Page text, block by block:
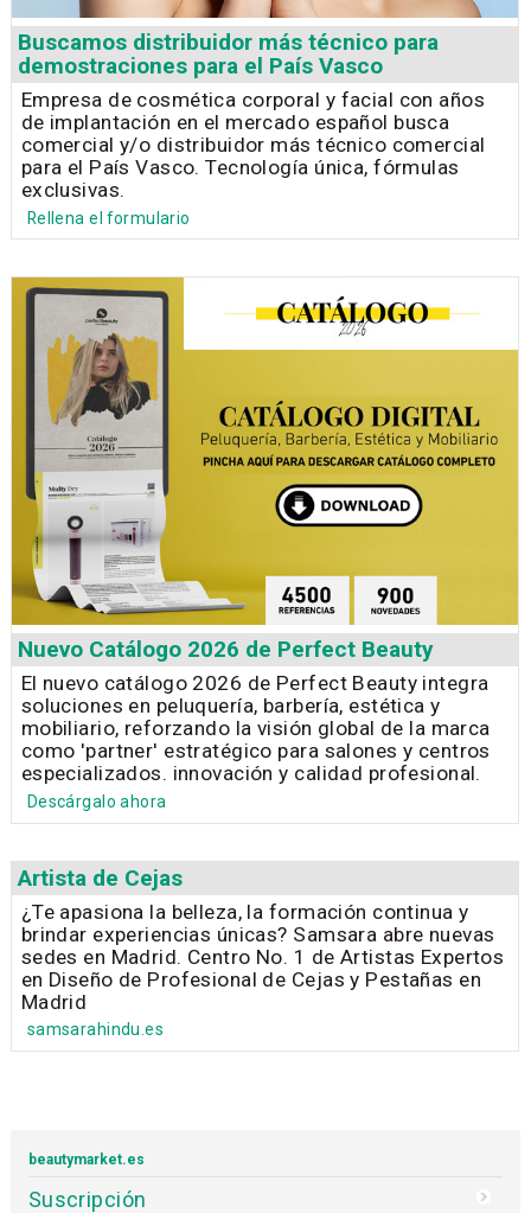
Buscamos distribuidor más técnico para
demostraciones para el País Vasco
Empresa de cosmética corporal y facial con años
de implantación en el mercado español busca
comercial y/o distribuidor más técnico comercial
para el País Vasco. Tecnología única, fórmulas
exclusivas.
Rellena el formulario
Nuevo Catálogo 2026 de Perfect Beauty
El nuevo catálogo 2026 de Perfect Beauty integra
soluciones en peluquería, barbería, estética y
mobiliario, reforzando la visión global de la marca
como 'partner' estratégico para salones y centros
especializados. innovación y calidad profesional.
Descárgalo ahora
Artista de Cejas
¿Te apasiona la belleza, la formación continua y
brindar experiencias únicas? Samsara abre nuevas
sedes en Madrid. Centro No. 1 de Artistas Expertos
en Diseño de Profesional de Cejas y Pestañas en
Madrid
samsarahindu.es
beautymarket.es
Suscripción